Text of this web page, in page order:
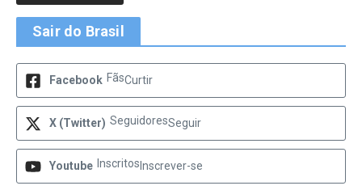
Sair do Brasil
Facebook FãsCurtir
X (Twitter) SeguidoresSeguir
Youtube Inscritos Inscrever-se